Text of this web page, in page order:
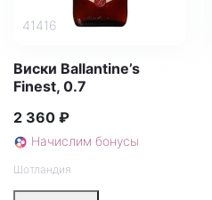
41416
Виски Ballantine’s
Finest, 0.7
2 360 ₽
Начислим бонусы
Шотландия